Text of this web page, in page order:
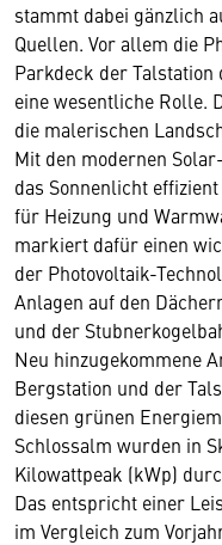
stammt dabei gänzlich
Quellen. Vor allem die
Parkdeck der
eine wesentliche Rolle.
die malerischen
Mit den modernen
das Sonnenlicht
für Heizung und
markiert dafür einen
der Photovoltaik-
Anlagen auf den
und der
Neu hinzugekommene
Bergstation und der
diesen grünen
Schlossalm wurden in
Kilowattpeak (kWp)
Das entspricht einer
im Vergleich zum